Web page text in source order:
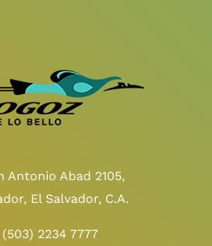
Antonio Abad 2105,
El Salvador, C.A.
(503) 2234 7777